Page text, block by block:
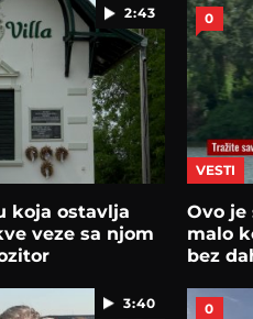
2:43
koja ostavlja
veze sa njom
0
VESTI
Ovo je
malo
bez
3:40 0